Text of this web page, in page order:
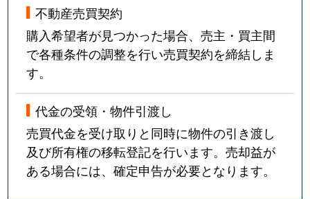
不動産売買契約
購入希望者が見つかった場合、売主・買主間
で各種条件の調整を行い売買契約を締結しま
す。
代金の受領・物件引渡し
売買代金を受け取りと同時に物件の引き渡し
及び所有権の移転登記を行います。売却益が
ある場合には、確定申告が必要となります。